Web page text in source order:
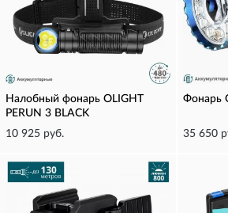
Налобный фонарь OLIGHT
PERUN 3 BLACK
10 925 руб.
Фонарь
35 650